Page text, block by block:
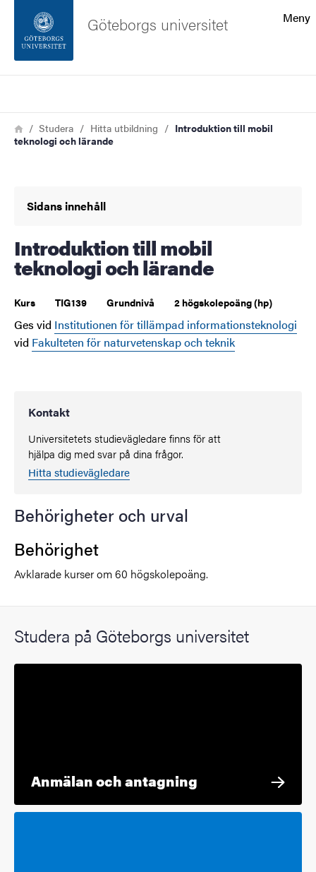
Sidfoten
Om webbplatsen
Meny
Göteborgs universitet
Länkstig
HemStudera Hitta utbildning
Introduktion till mobil
teknologi och lärande
Sidans innehåll
Introduktion till mobil
teknologi och lärande
Kurs TIG139 Grundnivå 2 högskolepoäng (hp)
Ges vid Institutionen för tillämpad informationsteknologi
vid Fakulteten för naturvetenskap och teknik
Kontakt
Universitetets studievägledare finns för att
hjälpa dig med svar på dina frågor.
Hitta studievägledare
Behörigheter och urval
Behörighet
Avklarade kurser om 60 högskolepoäng.
Studera på Göteborgs universitet
Anmälan och antagning